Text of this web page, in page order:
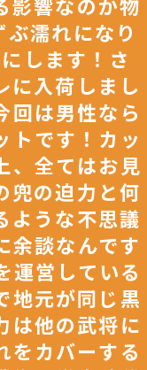
濡れになり
します！さ
に入荷しまし
回は男性なら
トです！カッ
、全てはお見
兜の迫力と何
ような不思議
余談なんです
営している
地元が同じ黒
は他の武将に
をカバーする